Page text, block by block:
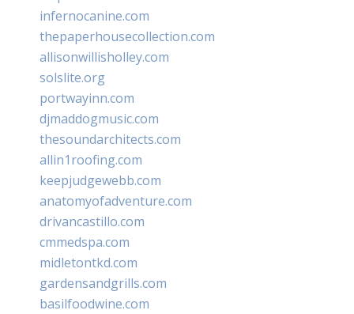
infernocanine.com
thepaperhousecollection.com
allisonwillisholley.com
solslite.org
portwayinn.com
djmaddogmusic.com
thesoundarchitects.com
allin1roofing.com
keepjudgewebb.com
anatomyofadventure.com
drivancastillo.com
cmmedspa.com
midletontkd.com
gardensandgrills.com
basilfoodwine.com